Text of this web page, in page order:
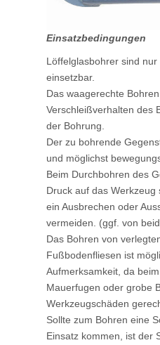
Einsatzbedingungen
Löffelglasbohrer sind
einsetzbar.
Das waagerechte
Verschleißverhalten des
der Bohrung.
Der zu bohrende
und möglichst
Beim Durchbohren des
Druck auf das
ein Ausbrechen oder
vermeiden. (ggf. von
Das Bohren von
Fußbodenfliesen ist
Aufmerksamkeit, da
Mauerfugen oder grobe
Werkzeugschäden
Sollte zum Bohren eine
Einsatz kommen, ist der